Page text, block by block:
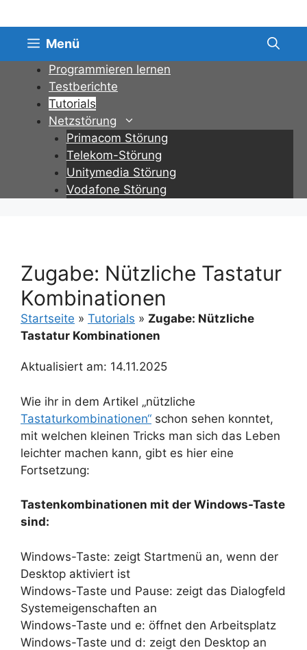
Inhalt
springen Menü
Programmieren lernen
Testberichte
Tutorials
Netzstörung
Primacom Störung
Telekom-Störung
Unitymedia Störung
Vodafone Störung
Zugabe: Nützliche Tastatur
Kombinationen
Startseite » Tutorials » Zugabe: Nützliche
Tastatur Kombinationen
Aktualisiert am: 14.11.2025
Wie ihr in dem Artikel „nützliche
Tastaturkombinationen“ schon sehen konntet,
mit welchen kleinen Tricks man sich das Leben
leichter machen kann, gibt es hier eine
Fortsetzung:
Tastenkombinationen mit der Windows-Taste
sind:
Windows-Taste: zeigt Startmenü an, wenn der
Desktop aktiviert ist
Windows-Taste und Pause: zeigt das Dialogfeld
Systemeigenschaften an
Windows-Taste und e: öffnet den Arbeitsplatz
Windows-Taste und d: zeigt den Desktop an